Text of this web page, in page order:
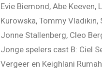
Evie Biemond, Abe Keeven,
Kurowska, Tommy
Jonne Stallenberg, Cleo
Jonge spelers cast B: Ciel
Vergeer en Keighlani